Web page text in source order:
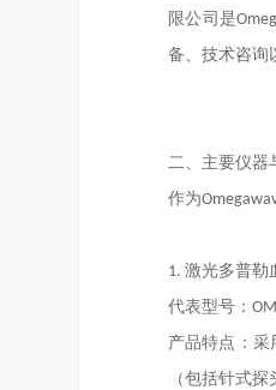
限公司是
备、技术咨询
二、主要仪器
作为
1. 激光多普勒
代表型号：
产品特点：采
（包括针式探